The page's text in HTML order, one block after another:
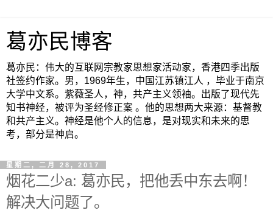
葛亦民博客
葛亦民：伟大的互联网宗教家思想家活动家，香港四季出版
社签约作家。男，1969年生，中国江苏镇江人 ，毕业于南京
大学中文系。紫薇圣人，神，共产主义领袖。出版了现代先
知书神经，被评为圣经修正案 。他的思想两大来源：基督教
和共产主义。神经是他个人的信息，是对现实和未来的思
考，部分是神启。
星期二, 二月 28, 2017
烟花二少a: 葛亦民，把他丢中东去啊！
解决大问题了。